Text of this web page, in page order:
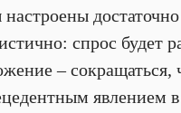
достаточно
спрос будет
– сокращаться,
явлением